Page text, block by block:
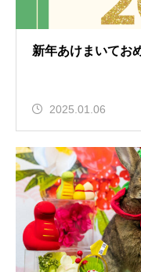
新年あけまいてお
2025.01.06